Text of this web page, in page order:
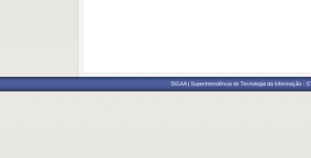
SIGAA | Superintendência de Tecnologia da Informação -